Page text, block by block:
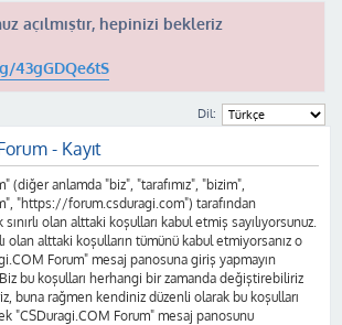
açılmıştır, hepinizi bekleriz
43gGDQe6tS
Dil:
- Kayıt
(diğer anlamda "biz", "tarafımız", "bizim",
"https://forum.csduragi.com") tarafından
olan alttaki koşulları kabul etmiş sayılıyorsunuz.
olan alttaki koşulların tümünü kabul etmiyorsanız o
Forum" mesaj panosuna giriş yapmayın
bu koşulları herhangi bir zamanda değiştirebiliriz
buna rağmen kendiniz düzenli olarak bu koşulları
"CSDuragi.COM Forum" mesaj panosunu